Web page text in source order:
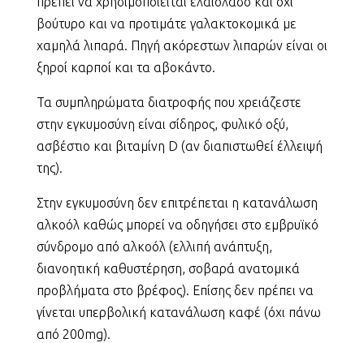
βούτυρο και να προτιμάτε γαλακτοκομικά με
χαμηλά λιπαρά. Πηγή ακόρεστων λιπαρών είναι οι
ξηροί καρποί και τα αβοκάντο.
Τα συμπληρώματα διατροφής που χρειάζεστε
στην εγκυμοσύνη είναι σίδηρος, φυλικό οξύ,
ασβέστιο και βιταμίνη D (αν διαπιστωθεί έλλειψή
της).
Στην εγκυμοσύνη δεν επιτρέπεται η κατανάλωση
αλκοόλ καθώς μπορεί να οδηγήσει στο εμβρυϊκό
σύνδρομο από αλκοόλ (ελλιπή ανάπτυξη,
διανοητική καθυστέρηση, σοβαρά ανατομικά
προβλήματα στο βρέφος). Επίσης δεν πρέπει να
γίνεται υπερβολική κατανάλωση καφέ (όχι πάνω
από 200mg).